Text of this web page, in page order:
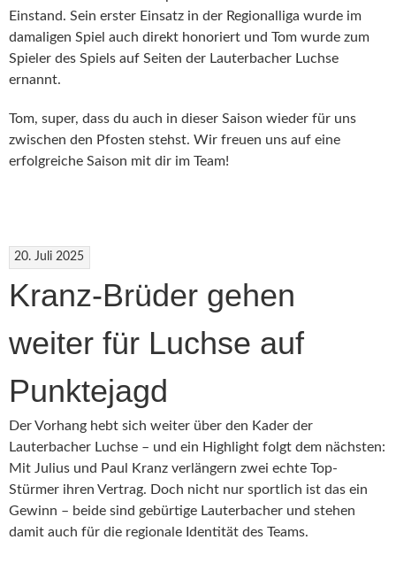
Einstand. Sein erster Einsatz in der Regionalliga wurde im
damaligen Spiel auch direkt honoriert und Tom wurde zum
Spieler des Spiels auf Seiten der Lauterbacher Luchse
ernannt.
Tom, super, dass du auch in dieser Saison wieder für uns
zwischen den Pfosten stehst. Wir freuen uns auf eine
erfolgreiche Saison mit dir im Team!
20. Juli 2025
Kranz-Brüder gehen
weiter für Luchse auf
Punktejagd
Der Vorhang hebt sich weiter über den Kader der
Lauterbacher Luchse – und ein Highlight folgt dem nächsten:
Mit Julius und Paul Kranz verlängern zwei echte Top-
Stürmer ihren Vertrag. Doch nicht nur sportlich ist das ein
Gewinn – beide sind gebürtige Lauterbacher und stehen
damit auch für die regionale Identität des Teams.